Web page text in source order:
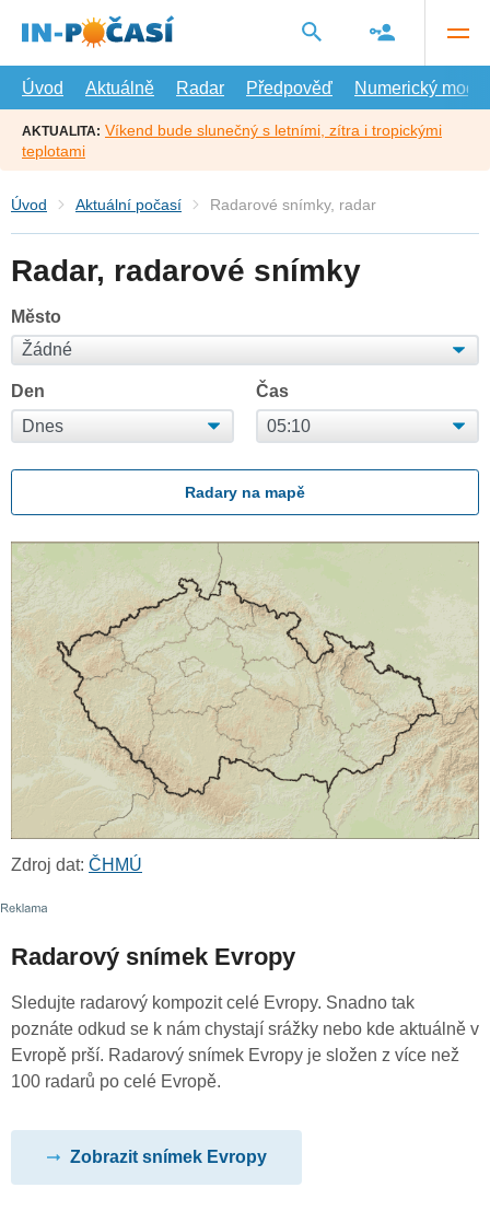
hlavní
Úvod
Aktuálně Radar Předpověď Numerický model
AKTUALITA: Víkend bude slunečný s letními, zítra i tropickými
teplotami
Úvod Aktuální počasí Radarové snímky, radar
Radar, radarové snímky
Město
Den Čas
Radary na mapě
Zdroj dat: ČHMÚ
Radarový snímek Evropy
Sledujte radarový kompozit celé Evropy. Snadno tak
poznáte odkud se k nám chystají srážky nebo kde aktuálně v
Evropě prší. Radarový snímek Evropy je složen z více než
100 radarů po celé Evropě.
Zobrazit snímek Evropy